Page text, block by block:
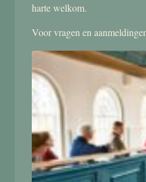
harte welkom.
Voor vragen en